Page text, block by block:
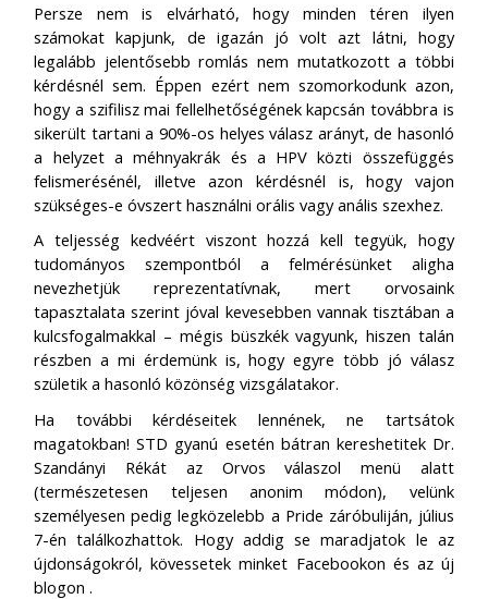
Persze nem is elvárható, hogy minden téren ilyen
számokat kapjunk, de igazán jó volt azt látni, hogy
legalább jelentősebb romlás nem mutatkozott a többi
kérdésnél sem. Éppen ezért nem szomorkodunk azon,
hogy a szifilisz mai fellelhetőségének kapcsán továbbra is
sikerült tartani a 90%-os helyes válasz arányt, de hasonló
a helyzet a méhnyakrák és a HPV közti összefüggés
felismerésénél, illetve azon kérdésnél is, hogy vajon
szükséges-e óvszert használni orális vagy anális szexhez.
A teljesség kedvéért viszont hozzá kell tegyük, hogy
tudományos szempontból a felmérésünket aligha
nevezhetjük reprezentatívnak, mert orvosaink
tapasztalata szerint jóval kevesebben vannak tisztában a
kulcsfogalmakkal – mégis büszkék vagyunk, hiszen talán
részben a mi érdemünk is, hogy egyre több jó válasz
születik a hasonló közönség vizsgálatakor.
Ha további kérdéseitek lennének, ne tartsátok
magatokban! STD gyanú esetén bátran kereshetitek Dr.
Szandányi Rékát az Orvos válaszol menü alatt
(természetesen teljesen anonim módon), velünk
személyesen pedig legközelebb a Pride záróbuliján, július
7-én találkozhattok. Hogy addig se maradjatok le az
újdonságokról, kövessetek minket Facebookon és az új
blogon.